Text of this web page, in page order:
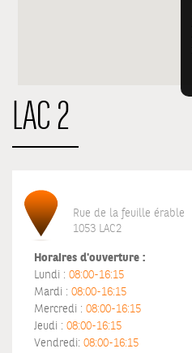
LAC 2
Rue de la feuille érable
1053 LAC2
Horaires d'ouverture :
Lundi : 08:00-16:15
Mardi : 08:00-16:15
Mercredi : 08:00-16:15
Jeudi : 08:00-16:15
Vendredi: 08:00-16:15